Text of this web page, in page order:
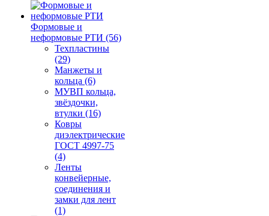
Формовые и
неформовые РТИ (56)
Техпластины
(29)
Манжеты и
кольца (6)
МУВП кольца,
звёздочки,
втулки (16)
Ковры
диэлектрические
ГОСТ 4997-75
(4)
Ленты
конвейерные,
соединения и
замки для лент
(1)